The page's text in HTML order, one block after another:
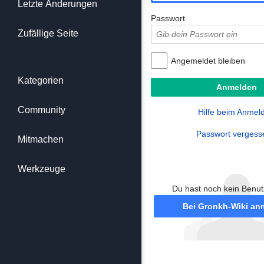
Passwort
Angemeldet bleiben
Hilfe beim
Passwort
Du hast noch kein
Bei Gronkh-Wiki
Letzte Änderungen
Zufällige Seite
Kategorien
Community
Mitmachen
Werkzeuge